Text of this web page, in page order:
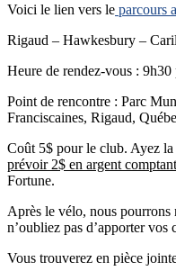
Voici le lien vers le parcours
Rigaud – Hawkesbury –
Heure de rendez-vous :
Point de rencontre : Parc
Franciscaines, Rigaud,
Coût 5$ pour le club. Ayez
prévoir 2$ en argent
Fortune.
Après le vélo, nous pourrons
n’oubliez pas d’apporter
Vous trouverez en pièce